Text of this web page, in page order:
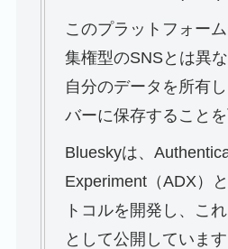
このプラットフォー
集権型のSNSとは異
自分のデータを所有
バーに保存することを
Blueskyは、
Experiment（ADX）
トコルを開発し、こ
として公開しています